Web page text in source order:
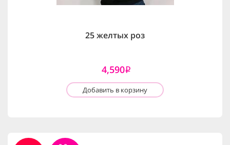
25 желтых роз
4,590i
Добавить в корзину